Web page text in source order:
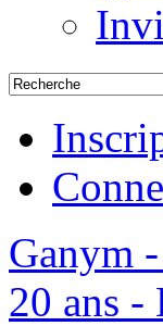
Ganym
20 ans -